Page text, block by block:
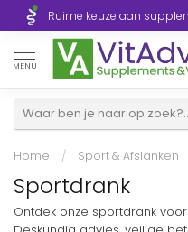
Ruime keuze aan
MENU
Home / Sport & Afslanken
Sportdrank
Ontdek onze sportdrank